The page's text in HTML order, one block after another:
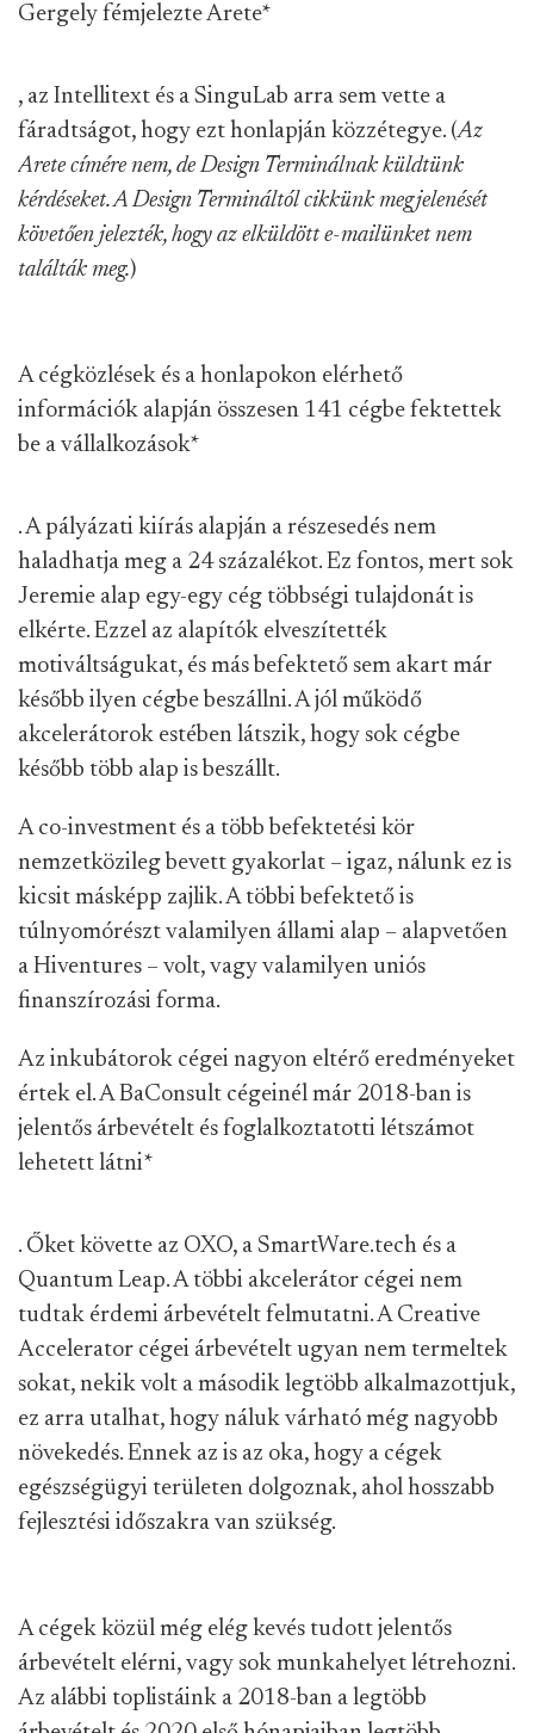
Gergely fémjelezte Arete*
, az Intellitext és a SinguLab arra sem vette a
fáradtságot, hogy ezt honlapján közzétegye. (Az
Arete címére nem, de Design Terminálnak küldtünk
kérdéseket. A Design Termináltól cikkünk megjelenését
követően jelezték, hogy az elküldött e-mailünket nem
találták meg.)
A cégközlések és a honlapokon elérhető
információk alapján összesen 141 cégbe fektettek
be a vállalkozások*
. A pályázati kiírás alapján a részesedés nem
haladhatja meg a 24 százalékot. Ez fontos, mert sok
Jeremie alap egy-egy cég többségi tulajdonát is
elkérte. Ezzel az alapítók elveszítették
motiváltságukat, és más befektető sem akart már
később ilyen cégbe beszállni. A jól működő
akcelerátorok estében látszik, hogy sok cégbe
később több alap is beszállt.
A co-investment és a több befektetési kör
nemzetközileg bevett gyakorlat – igaz, nálunk ez is
kicsit másképp zajlik. A többi befektető is
túlnyomórészt valamilyen állami alap – alapvetően
a Hiventures – volt, vagy valamilyen uniós
finanszírozási forma.
Az inkubátorok cégei nagyon eltérő eredményeket
értek el. A BaConsult cégeinél már 2018-ban is
jelentős árbevételt és foglalkoztatotti létszámot
lehetett látni*
. Őket követte az OXO, a SmartWare.tech és a
Quantum Leap. A többi akcelerátor cégei nem
tudtak érdemi árbevételt felmutatni. A Creative
Accelerator cégei árbevételt ugyan nem termeltek
sokat, nekik volt a második legtöbb alkalmazottjuk,
ez arra utalhat, hogy náluk várható még nagyobb
növekedés. Ennek az is az oka, hogy a cégek
egészségügyi területen dolgoznak, ahol hosszabb
fejlesztési időszakra van szükség.
A cégek közül még elég kevés tudott jelentős
árbevételt elérni, vagy sok munkahelyet létrehozni.
Az alábbi toplistáink a 2018-ban a legtöbb